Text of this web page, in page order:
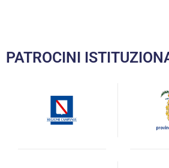
PATROCINI